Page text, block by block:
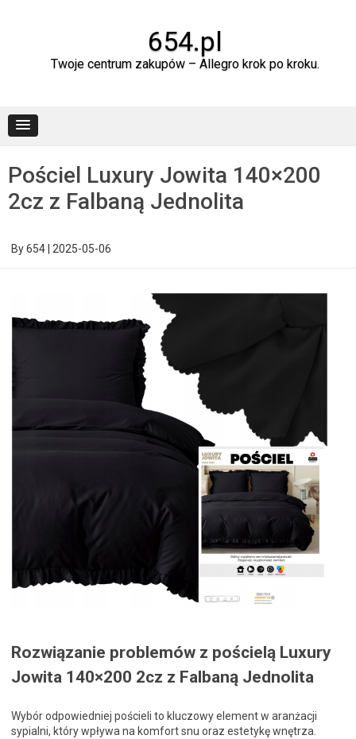
654.pl
Twoje centrum zakupów – Allegro krok po kroku.
Pościel Luxury Jowita 140×200
2cz z Falbaną Jednolita
By654 2025-05-06
Rozwiązanie problemów z pościelą Luxury
Jowita 140×200 2cz z Falbaną Jednolita
Wybór odpowiedniej pościeli to kluczowy element w aranżacji
sypialni, który wpływa na komfort snu oraz estetykę wnętrza.